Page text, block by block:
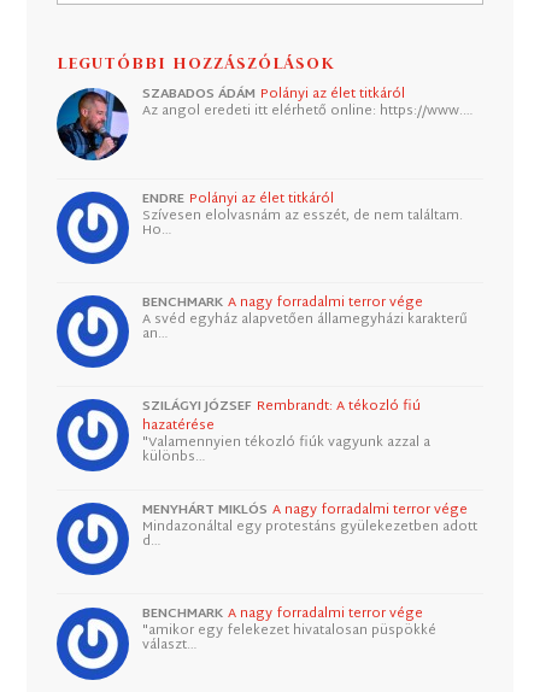
LEGUTÓBBI HOZZÁSZÓLÁSOK
SZABADOS ÁDÁM Polányi az élet titkáról
Az angol eredeti itt elérhető online: https://www.…
ENDRE Polányi az élet titkáról
Szívesen elolvasnám az esszét, de nem találtam.
Ho…
BENCHMARK A nagy forradalmi terror vége
A svéd egyház alapvetően államegyházi karakterű
an…
SZILÁGYI JÓZSEF Rembrandt: A tékozló fiú
hazatérése
"Valamennyien tékozló fiúk vagyunk azzal a
különbs…
MENYHÁRT MIKLÓS A nagy forradalmi terror vége
Mindazonáltal egy protestáns gyülekezetben adott
d…
BENCHMARK A nagy forradalmi terror vége
"amikor egy felekezet hivatalosan püspökké
választ…